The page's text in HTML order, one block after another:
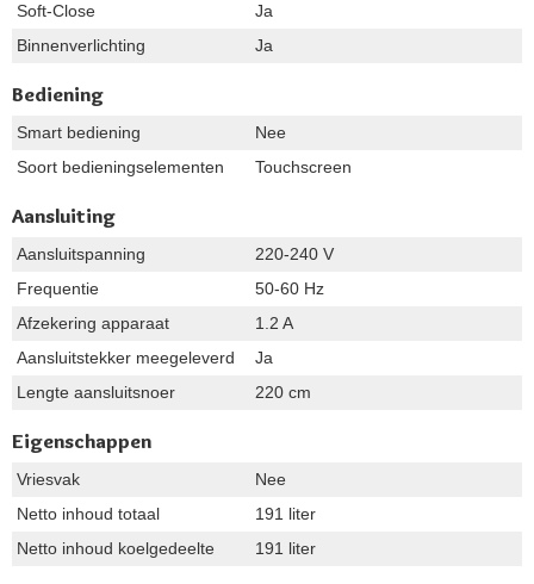
Soft-Close
Ja
Binnenverlichting
Ja
Bediening
Smart bediening
Nee
Soort bedieningselementen
Touchscreen
Aansluiting
Aansluitspanning
220-240 V
Frequentie
50-60 Hz
Afzekering apparaat
1.2 A
Aansluitstekker meegeleverd
Ja
Lengte aansluitsnoer
220 cm
Eigenschappen
Vriesvak
Nee
Netto inhoud totaal
191 liter
Netto inhoud koelgedeelte
191 liter